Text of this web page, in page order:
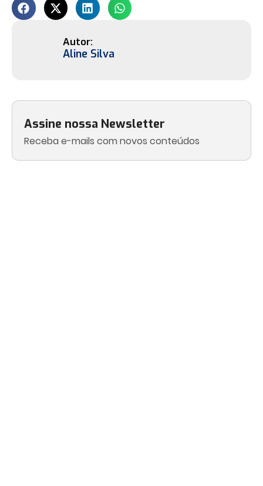
Assine nossa Newsletter
Receba e-mails com novos conteúdos
Aline Silva